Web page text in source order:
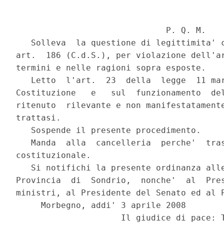
                              P. Q. M.
Solleva  la questione di legittimita'
art.  186 (C.d.S.), per violazione
termini e nelle ragioni sopra esposte.
Letto  l'art.  23  della  legge  11
Costituzione   e   sul  funzionamento
ritenuto  rilevante e non
trattasi.
   Sospende il presente procedimento.
Manda  alla  cancelleria  perche'
costituzionale.
Si notifichi la presente ordinanza
Provincia  di  Sondrio,  nonche'  al
ministri, al Presidente del Senato ed al
     Morbegno, addi' 3 aprile 2008